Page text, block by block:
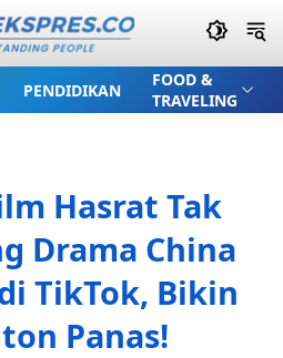
PENDIDIKAN
FOOD &
TRAVELING
Hasrat Tak
Drama China
TikTok, Bikin
Panas!